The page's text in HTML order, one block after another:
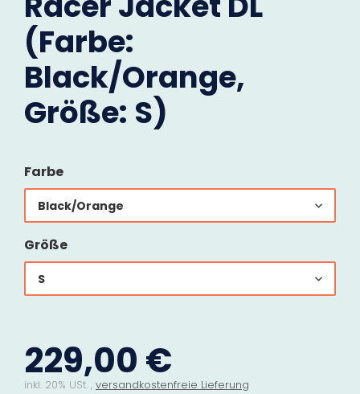
(Farbe:
Black/Orange,
Größe: S)
Farbe
Black/Orange
Größe
S
229,00 €
inkl. 20% USt. , versandkostenfreie Lieferung